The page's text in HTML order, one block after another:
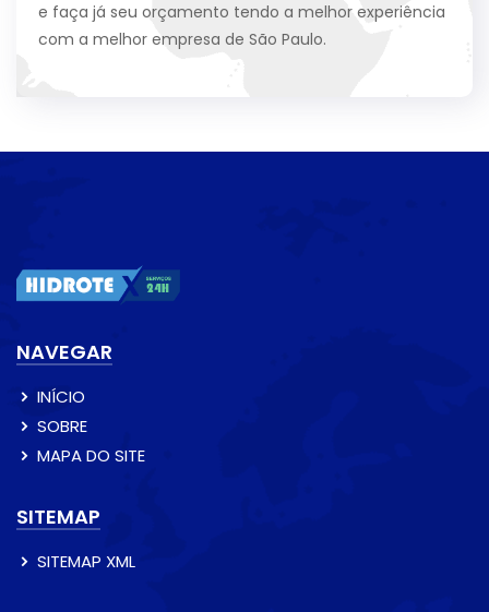
e faça já seu orçamento tendo a melhor experiência
com a melhor empresa de São Paulo.
NAVEGAR
INÍCIO
SOBRE
MAPA DO SITE
SITEMAP
SITEMAP XML